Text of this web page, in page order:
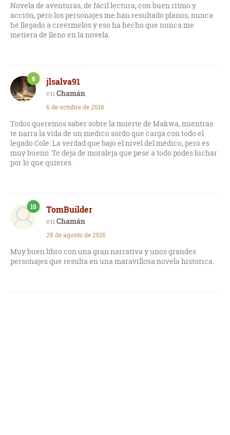
Novela de aventuras, de fácil lectura, con buen ritmo y
acción, pero los personajes me han resultado planos, nunca
he llegado a creérmelos y eso ha hecho que nunca me
metiera de lleno en la novela.
jlsalva91
Chamán
8
6 de octubre de 2016
Todos queremos saber sobre la muerte de Makwa, mientras
te narra la vida de un medico sordo que carga con todo el
legado Cole. La verdad que bajo el nivel del médico, pero es
muy bueno. Te deja de moraleja que pese a todo podes luchar
por lo que quieres.
TomBuilder
Chamán
10
28 de agosto de 2016
Muy buen libro con una gran narrativa y unos grandes
personajes que resulta en una maravillosa novela historica.